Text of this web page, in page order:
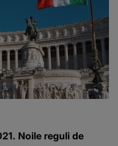
Noile reguli de